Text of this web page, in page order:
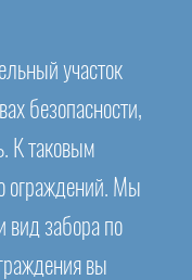
участок
безопасности,
К таковым
ограждений. Мы
вид забора по
вы